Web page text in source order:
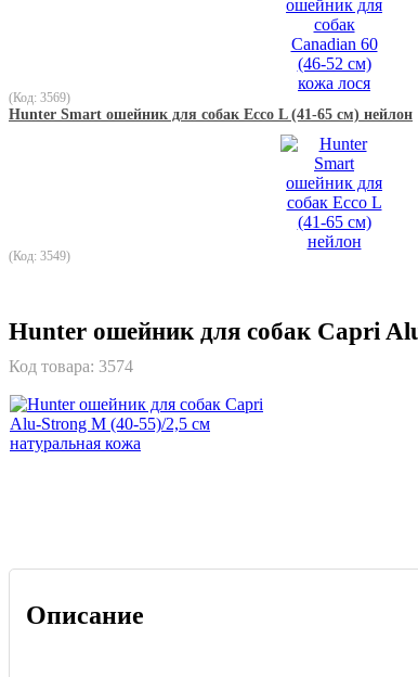
(Код: 3569)
Hunter Smart ошейник для собак Ecco L (41-65 см) нейлон
(Код: 3549)
Hunter ошейник для собак Capri
Код товара: 3574
Описание